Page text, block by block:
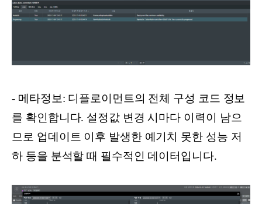
- 메타정보: 디플로이먼트의 전체 구성 코드 정보
를 확인합니다. 설정값 변경 시마다 이력이 남으
므로 업데이트 이후 발생한 예기치 못한 성능 저
하 등을 분석할 때 필수적인 데이터입니다.